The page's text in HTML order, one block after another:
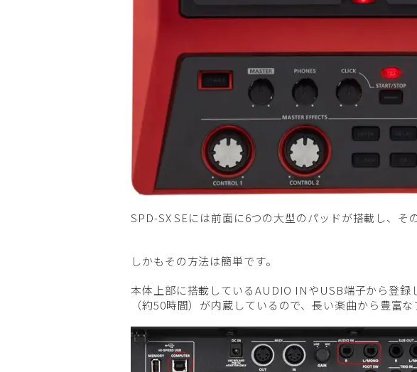
SPD-SX SEには前面に6つの大型のパッドが搭載し、
しかもその方法は簡単です。
本体上部に搭載しているAUDIO INやUSB端子から登
（約50時間）が内蔵しているので、長い楽曲から豊富